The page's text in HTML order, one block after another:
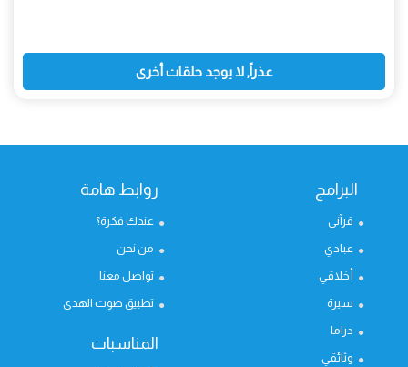
عذراً, لا يوجد حلقات أخرى
البرامج
قرآني
عبادي
أخلاقي
سيرة
دراما
وثائقي
روابط هامة
عندك فكرة؟
من نحن
تواصل معنا
تطبيق صوت الهدى
المناسبات